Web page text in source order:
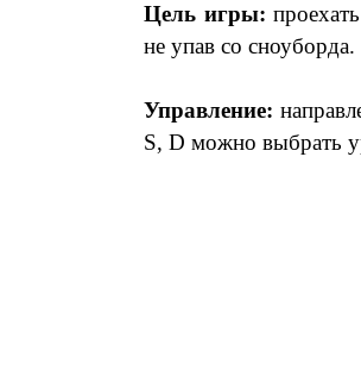
Цель игры:
не упав со сноуборда.
Управление:
S, D можно выбрать